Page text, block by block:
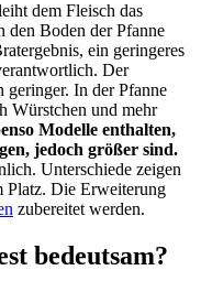
dem Fleisch das
den Boden der Pfanne
ein geringeres
Der
geringer. In der Pfanne
Würstchen und mehr
Modelle enthalten,
jedoch größer sind.
Unterschiede zeigen
Platz. Die Erweiterung
zubereitet werden.
bedeutsam?